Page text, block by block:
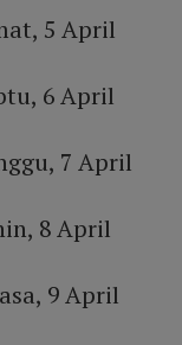
5 April
6 April
7 April
8 April
9 April